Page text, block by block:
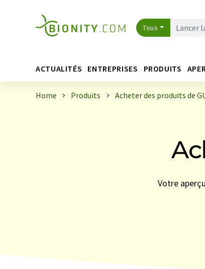
Tous
ACTUALITÉS ENTREPRISES PRODUITS
Home Produits Acheter des produits de
Votre